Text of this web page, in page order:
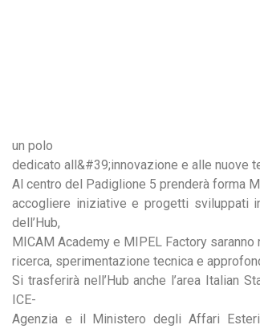
un polo
dedicato all&#39;innovazione e alle nuove
Al centro del Padiglione 5 prenderà forma
accogliere iniziative e progetti sviluppati
dell’Hub,
MICAM Academy e MIPEL Factory saranno
ricerca, sperimentazione tecnica e
Si trasferirà nell’Hub anche l’area Italian
ICE-
Agenzia e il Ministero degli Affari Esteri